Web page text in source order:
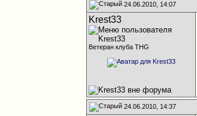
24.06.2010, 14:07
Krest33
Ветеран клуба THG
24.06.2010, 14:37